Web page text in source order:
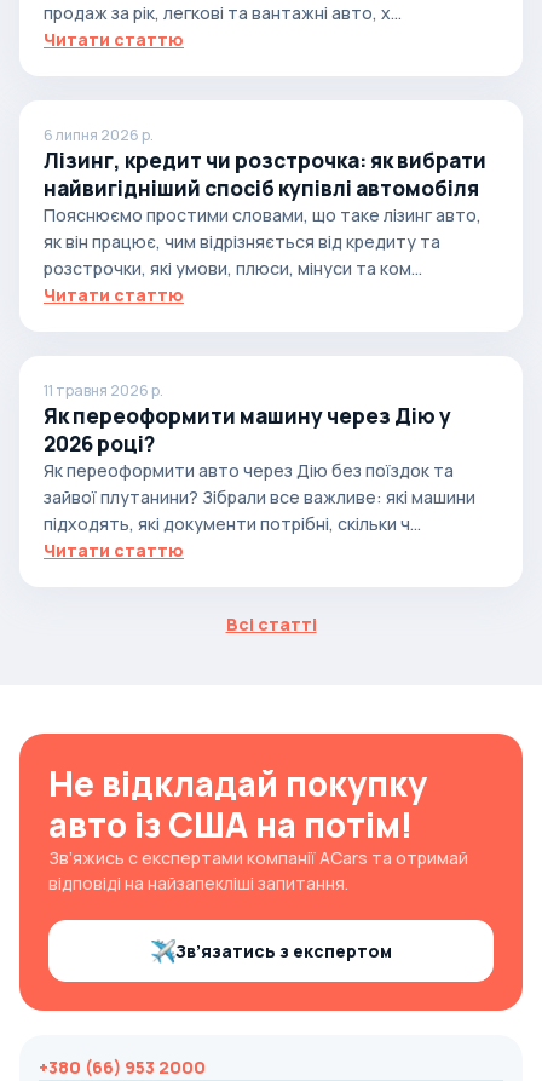
продаж за рік, легкові та вантажні авто, х...
Читати статтю
6 липня 2026 р.
Лізинг, кредит чи розстрочка: як вибрати
найвигідніший спосіб купівлі автомобіля
Пояснюємо простими словами, що таке лізинг авто,
як він працює, чим відрізняється від кредиту та
розстрочки, які умови, плюси, мінуси та ком...
Читати статтю
11 травня 2026 р.
Як переоформити машину через Дію у
2026 році?
Як переоформити авто через Дію без поїздок та
зайвої плутанини? Зібрали все важливе: які машини
підходять, які документи потрібні, скільки ч...
Читати статтю
Всі статті
Не відкладай покупку
авто із США на потім!
Зв’яжись с експертами компанії ACars та отримай
відповіді на найзапекліші запитання.
Зв’язатись з експертом
+380 (66) 953 2000